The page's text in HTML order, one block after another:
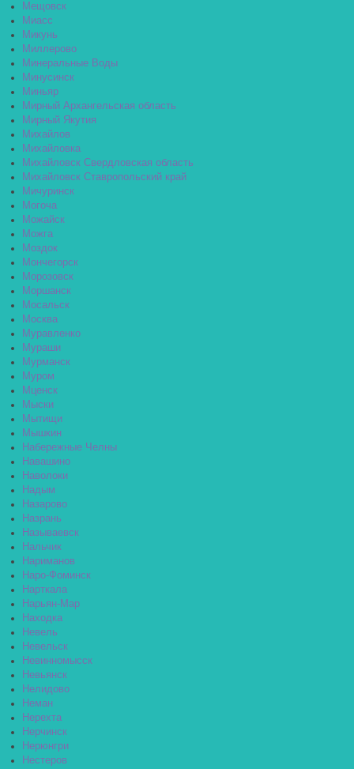
Мещовск
Миасс
Микунь
Миллерово
Минеральные Воды
Минусинск
Миньяр
Мирный Архангельская область
Мирный Якутия
Михайлов
Михайловка
Михайловск Свердловская область
Михайловск Ставропольский край
Мичуринск
Могоча
Можайск
Можга
Моздок
Мончегорск
Морозовск
Моршанск
Мосальск
Москва
Муравленко
Мураши
Мурманск
Муром
Мценск
Мыски
Мытищи
Мышкин
Набережные Челны
Навашино
Наволоки
Надым
Назарово
Назрань
Называевск
Нальчик
Нариманов
Наро-Фоминск
Нарткала
Нарьян-Мар
Находка
Невель
Невельск
Невинномысск
Невьянск
Нелидово
Неман
Нерехта
Нерчинск
Нерюнгри
Нестеров